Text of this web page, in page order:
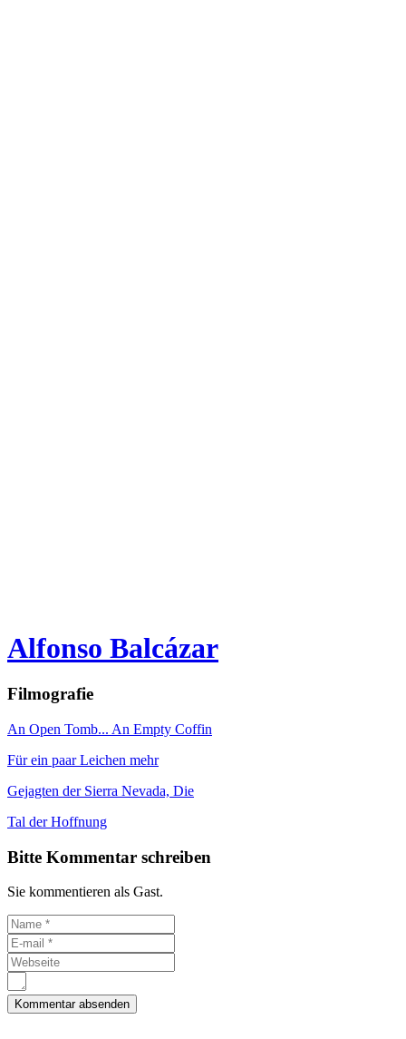
Alfonso Balcázar
Filmografie
An Open Tomb... An Empty Coffin
Für ein paar Leichen mehr
Gejagten der Sierra Nevada, Die
Tal der Hoffnung
Bitte Kommentar schreiben
Sie kommentieren als Gast.